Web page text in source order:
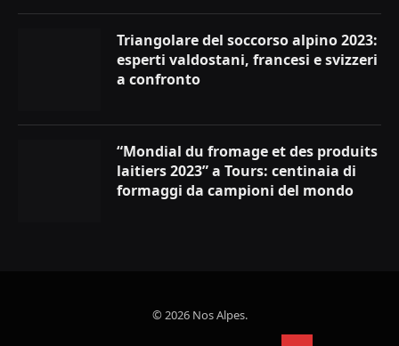
Triangolare del soccorso alpino 2023:
esperti valdostani, francesi e svizzeri
a confronto
“Mondial du fromage et des produits
laitiers 2023” a Tours: centinaia di
formaggi da campioni del mondo
© 2026 Nos Alpes.